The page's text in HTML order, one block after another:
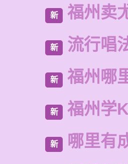
新 福州卖
新 流行唱
新 福州哪
新 福州学
新 哪里有